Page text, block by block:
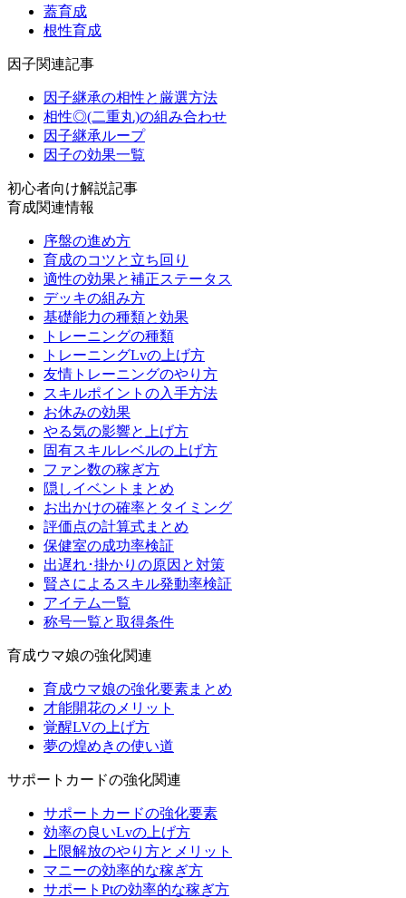
蓋育成
根性育成
因子関連記事
因子継承の相性と厳選方法
相性◎(二重丸)の組み合わせ
因子継承ループ
因子の効果一覧
初心者向け解説記事
育成関連情報
序盤の進め方
育成のコツと立ち回り
適性の効果と補正ステータス
デッキの組み方
基礎能力の種類と効果
トレーニングの種類
トレーニングLvの上げ方
友情トレーニングのやり方
スキルポイントの入手方法
お休みの効果
やる気の影響と上げ方
固有スキルレベルの上げ方
ファン数の稼ぎ方
隠しイベントまとめ
お出かけの確率とタイミング
評価点の計算式まとめ
保健室の成功率検証
出遅れ･掛かりの原因と対策
賢さによるスキル発動率検証
アイテム一覧
称号一覧と取得条件
育成ウマ娘の強化関連
育成ウマ娘の強化要素まとめ
才能開花のメリット
覚醒LVの上げ方
夢の煌めきの使い道
サポートカードの強化関連
サポートカードの強化要素
効率の良いLvの上げ方
上限解放のやり方とメリット
マニーの効率的な稼ぎ方
サポートPtの効率的な稼ぎ方